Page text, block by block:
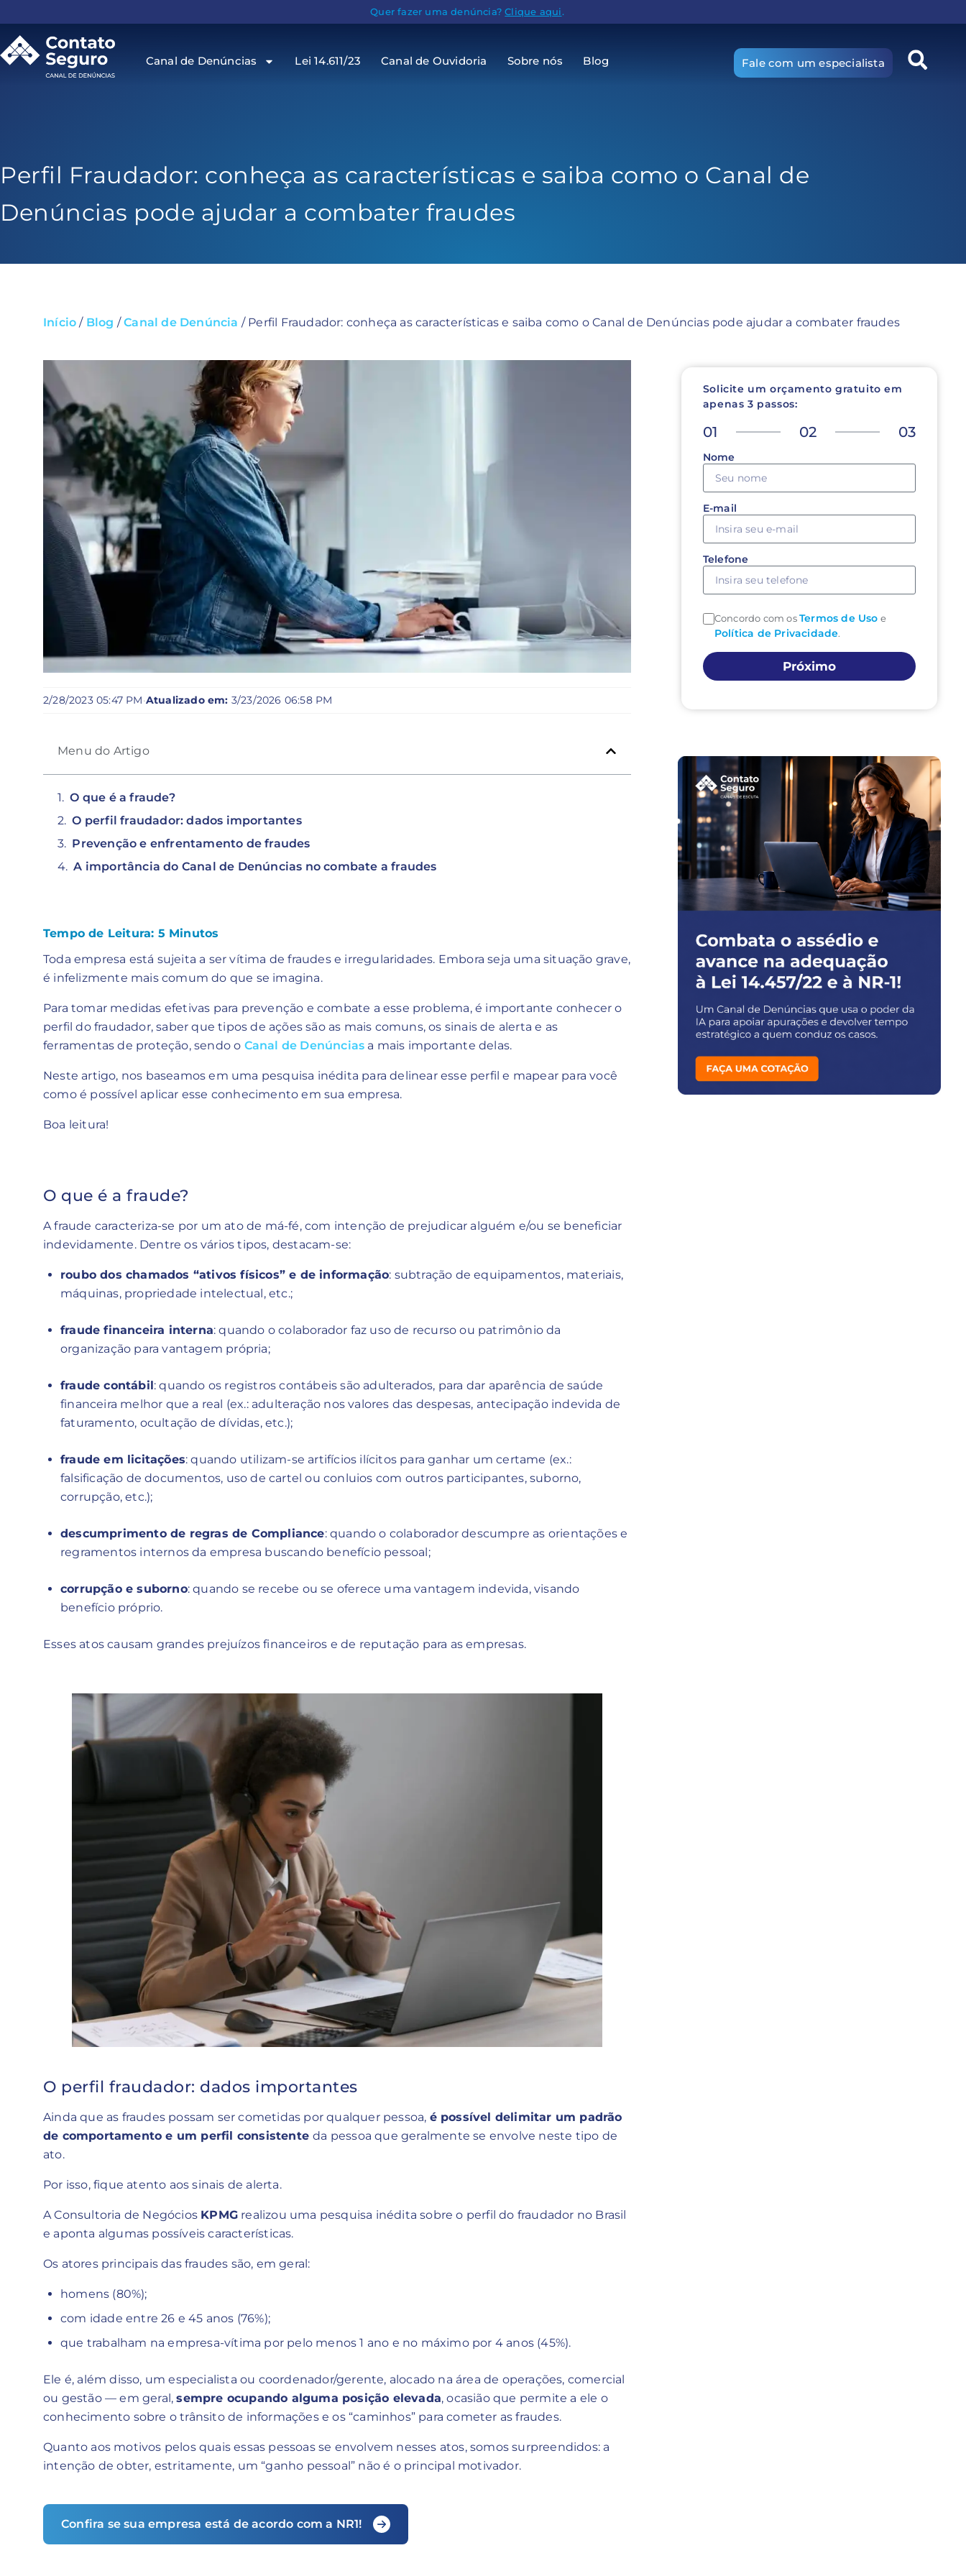
Quer fazer uma denúncia?Clique aqui.
Canal de Denúncias Lei 14.611/23 Canal de Ouvidoria Sobre nós Blog Fale com um especialista
Perfil Fraudador: conheça as características e saiba como o Canal de
Denúncias pode ajudar a combater fraudes
Início / Blog /Canal de Denúncia / Perfil Fraudador: conheça as características e saiba como o Canal de Denúncias pode ajudar a combater fraudes
2/28/2023 05:47 PM·Atualizado em: 3/23/2026 06:58 PM
Menu do Artigo
O que é a fraude?
O perfil fraudador: dados importantes
Prevenção e enfrentamento de fraudes
A importância do Canal de Denúncias no combate a fraudes
Tempo de Leitura: 5 Minutos
Toda empresa está sujeita a ser vítima de fraudes e irregularidades. Embora seja uma situação grave,
é infelizmente mais comum do que se imagina.
Para tomar medidas efetivas para prevenção e combate a esse problema, é importante conhecer o
perfil do fraudador, saber que tipos de ações são as mais comuns, os sinais de alerta e as
ferramentas de proteção, sendo o Canal de Denúncias a mais importante delas.
Neste artigo, nos baseamos em uma pesquisa inédita para delinear esse perfil e mapear para você
como é possível aplicar esse conhecimento em sua empresa.
Boa leitura!
O que é a fraude?
A fraude caracteriza-se por um ato de má-fé, com intenção de prejudicar alguém e/ou se beneficiar
indevidamente. Dentre os vários tipos, destacam-se:
roubo dos chamados “ativos físicos” e de informação: subtração de equipamentos, materiais,
máquinas, propriedade intelectual, etc.;
fraude financeira interna: quando o colaborador faz uso de recurso ou patrimônio da
organização para vantagem própria;
fraude contábil: quando os registros contábeis são adulterados, para dar aparência de saúde
financeira melhor que a real (ex.: adulteração nos valores das despesas, antecipação indevida de
faturamento, ocultação de dívidas, etc.);
fraude em licitações: quando utilizam-se artifícios ilícitos para ganhar um certame (ex.:
falsificação de documentos, uso de cartel ou conluios com outros participantes, suborno,
corrupção, etc.);
descumprimento de regras de Compliance: quando o colaborador descumpre as orientações e
regramentos internos da empresa buscando benefício pessoal;
corrupção e suborno: quando se recebe ou se oferece uma vantagem indevida, visando
benefício próprio.
Esses atos causam grandes prejuízos financeiros e de reputação para as empresas.
O perfil fraudador: dados importantes
Ainda que as fraudes possam ser cometidas por qualquer pessoa, é possível delimitar um padrão
de comportamento e um perfil consistenteda pessoa que geralmente se envolve neste tipo de
ato.
Por isso, fique atento aos sinais de alerta.
A Consultoria de Negócios KPMG realizou uma pesquisa inédita sobre o perfil do fraudador no Brasil
e aponta algumas possíveis características.
Os atores principais das fraudes são, em geral:
homens (80%);
com idade entre 26 e 45 anos (76%);
que trabalham na empresa-vítima por pelo menos 1 ano e no máximo por 4 anos (45%).
Ele é, além disso, um especialista ou coordenador/gerente, alocado na área de operações, comercial
ou gestão — em geral,sempre ocupando alguma posição elevada, ocasião que permite a ele o
conhecimento sobre o trânsito de informações e os “caminhos” para cometer as fraudes.
Quanto aos motivos pelos quais essas pessoas se envolvem nesses atos, somos surpreendidos: a
intenção de obter, estritamente, um “ganho pessoal” não é o principal motivador.
Confira se sua empresa está de acordo com a NR1!
Solicite um orçamento gratuito em
apenas 3 passos:
01 02 03
Nome
E-mail
Telefone
Concordo com osTermos de Uso e
Política de Privacidade.
Próximo